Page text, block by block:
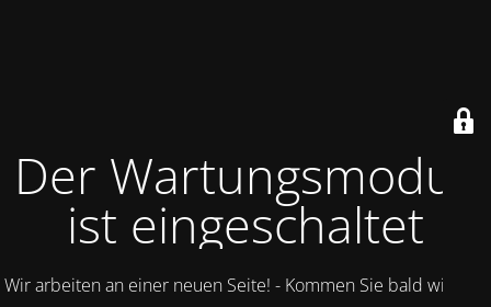
Der Wartungsmodus
ist eingeschaltet
Wir arbeiten an einer neuen Seite! - Kommen Sie bald wieder.